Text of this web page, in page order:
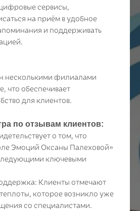
сервисы,
на приём в удобное
и поддерживать
несколькими филиалами
что обеспечивает
для клиентов.
по отзывам клиентов:
о том, что
Эмоций Оксаны Палеховой»
ключевыми
Клиенты отмечают
которое возникло уже
со специалистами.